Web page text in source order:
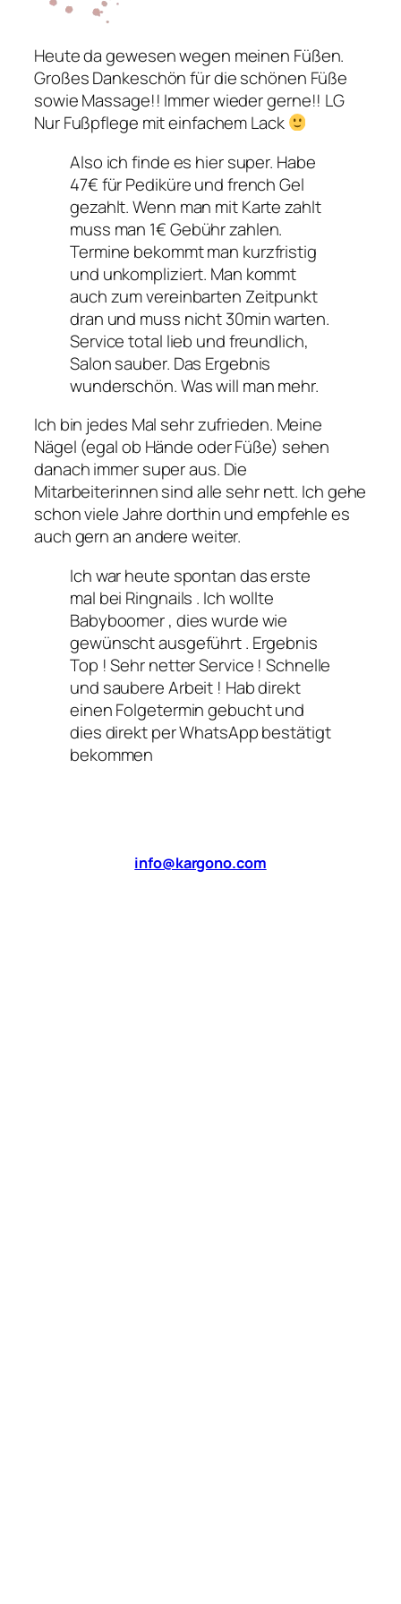
Heute da gewesen wegen meinen Füßen.
Großes Dankeschön für die schönen Füße
sowie Massage!! Immer wieder gerne!! LG
Nur Fußpflege mit einfachem Lack
Also ich finde es hier super. Habe
47€ für Pediküre und french Gel
gezahlt. Wenn man mit Karte zahlt
muss man 1€ Gebühr zahlen.
Termine bekommt man kurzfristig
und unkompliziert. Man kommt
auch zum vereinbarten Zeitpunkt
dran und muss nicht 30min warten.
Service total lieb und freundlich,
Salon sauber. Das Ergebnis
wunderschön. Was will man mehr.
Ich bin jedes Mal sehr zufrieden. Meine
Nägel (egal ob Hände oder Füße) sehen
danach immer super aus. Die
Mitarbeiterinnen sind alle sehr nett. Ich gehe
schon viele Jahre dorthin und empfehle es
auch gern an andere weiter.
Ich war heute spontan das erste
mal bei Ringnails . Ich wollte
Babyboomer , dies wurde wie
gewünscht ausgeführt . Ergebnis
Top ! Sehr netter Service ! Schnelle
und saubere Arbeit ! Hab direkt
einen Folgetermin gebucht und
dies direkt per WhatsApp bestätigt
bekommen
info@kargono.com